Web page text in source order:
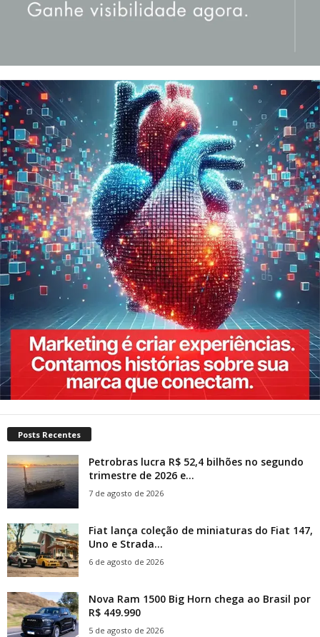
Posts Recentes
Petrobras lucra R$ 52,4 bilhões no segundo
trimestre de 2026 e...
7 de agosto de 2026
Fiat lança coleção de miniaturas do Fiat 147,
Uno e Strada...
6 de agosto de 2026
Nova Ram 1500 Big Horn chega ao Brasil por
R$ 449.990
5 de agosto de 2026